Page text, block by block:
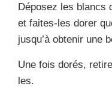
Déposez les blancs
et faites-les dorer
jusqu’à obtenir une
Une fois dorés,
les.